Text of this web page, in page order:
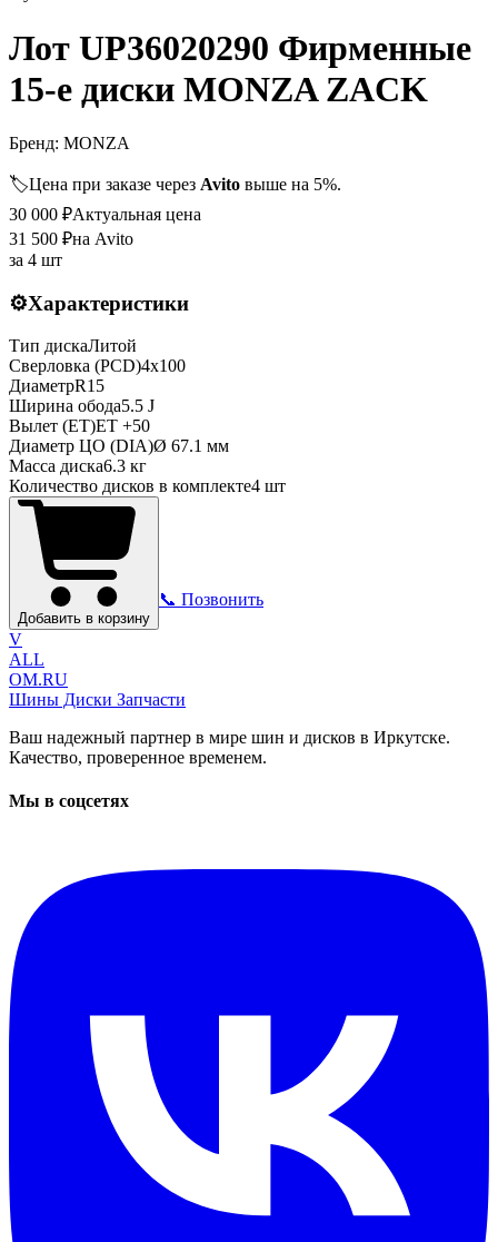
Лот UP36020290 Фирменные
15-е диски MONZA ZACK
Бренд: MONZA
🏷️Цена при заказе через Avito выше на 5%.
30 000 ₽Актуальная цена
31 500 ₽на Avito
за 4 шт
⚙️Характеристики
Тип дискаЛитой
Сверловка (PCD)4x100
ДиаметрR15
Ширина обода5.5 J
Вылет (ET)ET +50
Диаметр ЦО (DIA)Ø 67.1 мм
Масса диска6.3 кг
Количество дисков в комплекте4 шт
Добавить в корзину
📞 Позвонить
V
ALL
OM.RU
Шины Диски Запчасти
Ваш надежный партнер в мире шин и дисков в Иркутске.
Качество, проверенное временем.
Мы в соцсетях